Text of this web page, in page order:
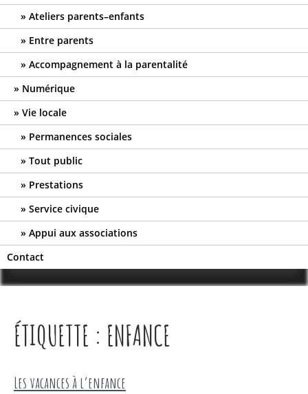
Ateliers parents–enfants
Entre parents
Accompagnement à la parentalité
Numérique
Vie locale
Permanences sociales
Tout public
Prestations
Service civique
Appui aux associations
Contact
ÉTIQUETTE : ENFANCE
Les vacances à l’enfance